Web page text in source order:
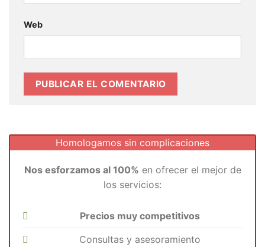
Web
Homologamos sin complicaciones
Nos esforzamos al 100% en ofrecer el mejor de
los servicios:
Precios muy competitivos
Consultas y asesoramiento